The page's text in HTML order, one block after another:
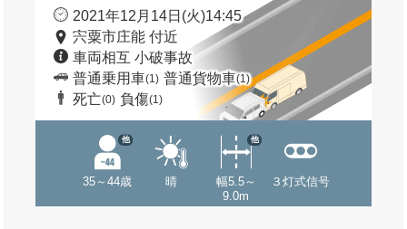
2021年12月14日(火)14:45
宍粟市庄能 付近
車両相互 小破事故
普通乗用車(1) 普通貨物車(1)
死亡(0) 負傷(1)
35～44歳
他
晴
幅5.5～
9.0m
他
３灯式信号